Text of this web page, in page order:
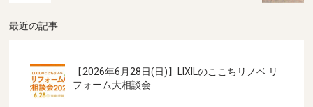
最近の記事
【2026年6月28日(日)】LIXILのここちリノベ リ
フォーム大相談会